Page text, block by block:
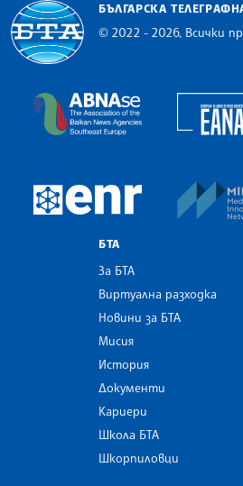
БЪЛГАРСКА
© 2022 - 2026, Всички
The Assocoation
European
БТА
За БТА
Виртуална разходка
Новини за БТА
Мисия
История
Документи
Кариери
Школа БТА
Шкорпиловци